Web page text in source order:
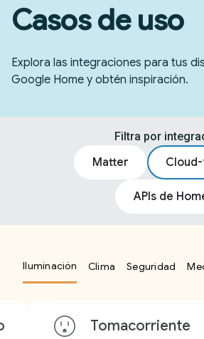
Casos de uso
Explora las integraciones para tus
Google Home y obtén inspiración.